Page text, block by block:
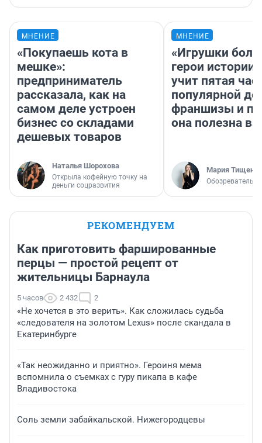
МНЕНИЕ
«Покупаешь кота в
мешке»:
предприниматель
рассказала, как на
самом деле устроен
бизнес со складами
дешевых товаров
Наталья Шорохова
Открыла кофейную точку на
деньги соцразвития
МНЕНИЕ
«Игрушки
герои
учит пятая
популярной
франшизы и
она полезна
Мария Тищенко
Обозреватель
РЕКОМЕНДУЕМ
Как приготовить фаршированные
перцы — простой рецепт от
жительницы Барнаула
5 часов 2 432 2
«Не хочется в это верить». Как сложилась судьба
«следователя на золотом Lexus» после скандала в
Екатеринбурге
«Так неожиданно и приятно». Героиня мема
вспомнила о съемках с гуру пикапа в кафе
Владивостока
Соль земли забайкальской. Нижегородцевы